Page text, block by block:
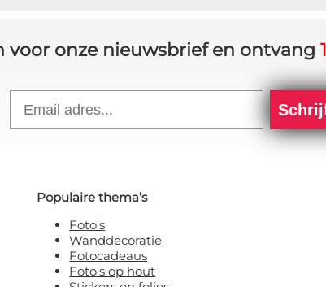
voor onze nieuwsbrief en ontvang
Populaire thema’s
Foto's
Wanddecoratie
Fotocadeaus
Foto's op hout